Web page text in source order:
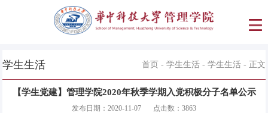
学生生活 首页 - 学生生活- 学生生活- 正文
【学生党建】管理学院2020年秋季学期入党积极分子名单公示
发布日期： 2020-11-07 点击数： 3863